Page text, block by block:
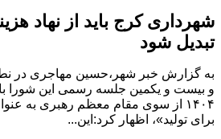
شهرداری کرج باید از نهاد
تبدیل شود
به گزارش خبر شهر،حسین مهاجری در
و بیست و یکمین جلسه رسمی این شورا
۱۴۰۴ از سوی مقام معظم رهبری به
برای تولید»، اظهار کرد:این...